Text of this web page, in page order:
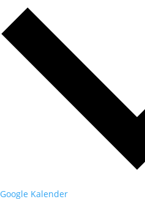
Google Kalender